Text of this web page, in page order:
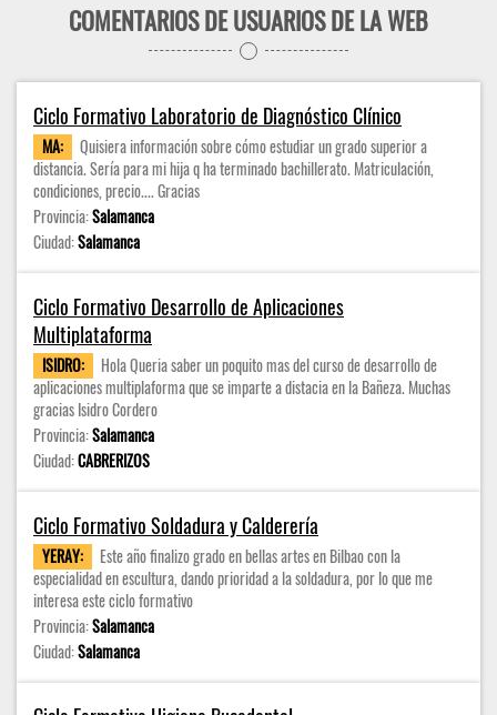
COMENTARIOS DE USUARIOS DE LA WEB
Ciclo Formativo Laboratorio de Diagnóstico Clínico
MA:
Quisiera información sobre cómo estudiar un grado superior a
distancia. Sería para mi hija q ha terminado bachillerato. Matriculación,
condiciones, precio.... Gracias
Provincia:Salamanca
Ciudad:Salamanca
Ciclo Formativo Desarrollo de Aplicaciones
Multiplataforma
ISIDRO:
Hola Queria saber un poquito mas del curso de desarrollo de
aplicaciones multiplaforma que se imparte a distacia en la Bañeza. Muchas
gracias Isidro Cordero
Provincia:Salamanca
Ciudad:CABRERIZOS
Ciclo Formativo Soldadura y Calderería
YERAY:
Este año finalizo grado en bellas artes en Bilbao con la
especialidad en escultura, dando prioridad a la soldadura, por lo que me
interesa este ciclo formativo
Provincia:Salamanca
Ciudad:Salamanca